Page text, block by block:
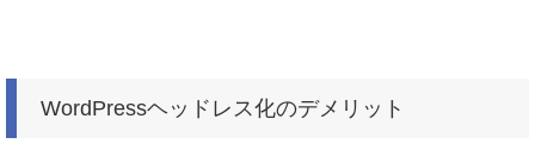
WordPressヘッドレス化のデメリット